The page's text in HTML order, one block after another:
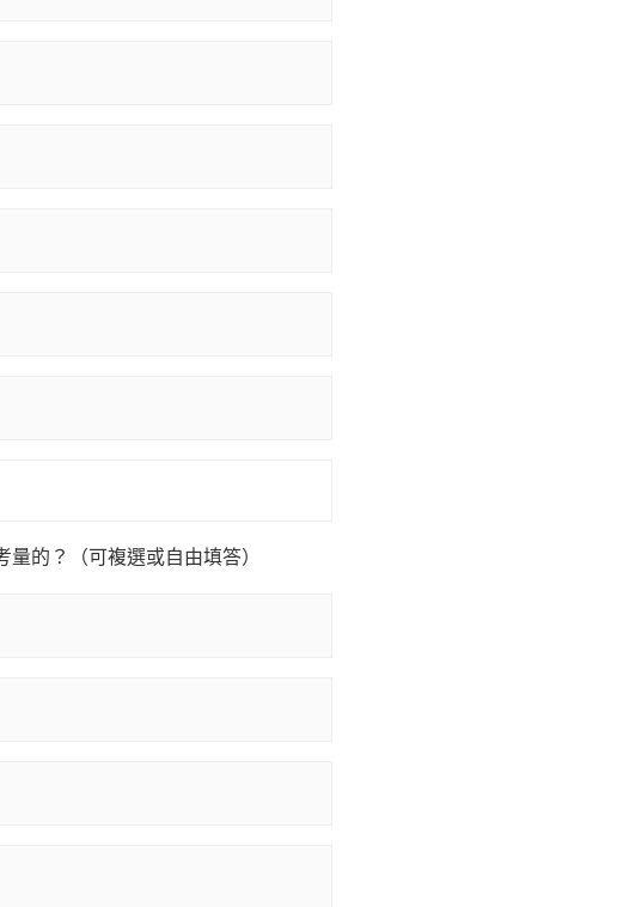
的？（可複選或自由填答）